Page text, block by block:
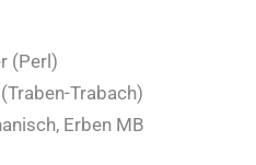
(Perl)
Trabach)
Erben MB